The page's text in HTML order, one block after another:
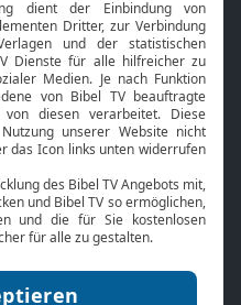
HbbTV
Bibelthek Online-Bibel
Nächster Gottesdienst
Service
Kontakt
TV-Empfang